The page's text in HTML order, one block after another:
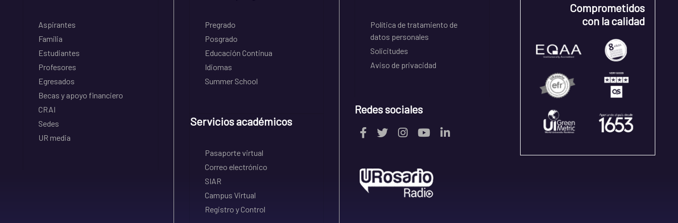
Aspirantes
Familia
Estudiantes
Profesores
Egresados
Becas y apoyo financiero
CRAI
Sedes
UR media
Pregrado
Posgrado
Educación Continua
Idiomas
Summer School
Servicios académicos
Pasaporte virtual
Correo electrónico
SIAR
Campus Virtual
Registro y Control
Política de tratamiento de
datos personales
Solicitudes
Aviso de privacidad
Redes sociales
Comprometidos
con la calidad